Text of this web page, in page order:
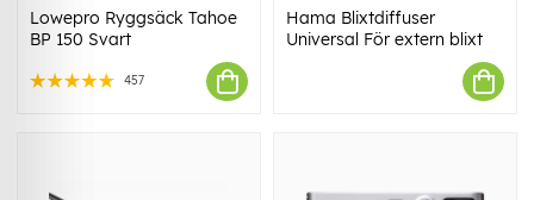
Lowepro Ryggsäck Tahoe
BP 150 Svart
457
Hama Blixtdiffuser
Universal För extern blixt